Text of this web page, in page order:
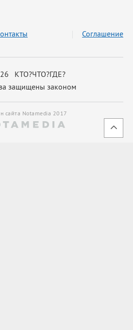
КТО?ЧТО?ГДЕ?
защищены законом
Соглашение
сайта Notamedia 2017